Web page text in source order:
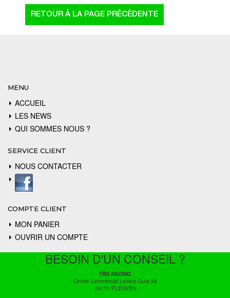
MENU
ACCUEIL
LES NEWS
QUI SOMMES NOUS ?
SERVICE CLIENT
NOUS CONTACTER
COMPTE CLIENT
MON PANIER
OUVRIR UN COMPTE
BESOIN D'UN CONSEIL ?
TRD RACING
Centre Commercial Leclerc Quai 29
29170 PLEUVEN